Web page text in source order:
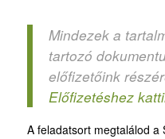
Mindezek a
tartozó
előfizetőink
Előfizetéshez
A feladatsort megtalálod a